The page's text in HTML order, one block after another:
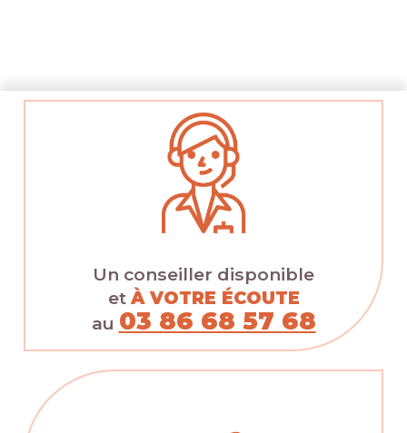
Un conseiller disponible
etÀ VOTRE ÉCOUTE
au 03 86 68 57 68